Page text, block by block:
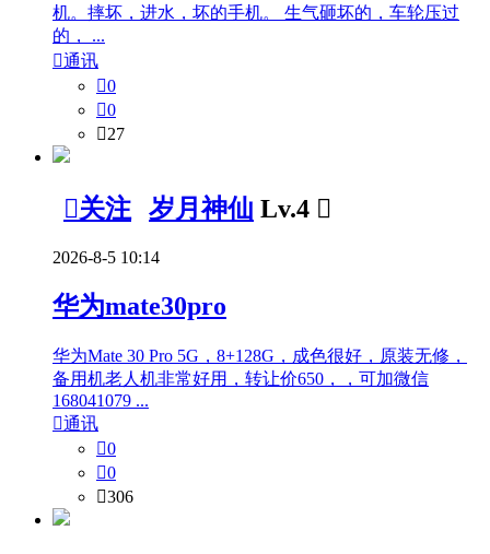
机。摔坏，进水，坏的手机。 生气砸坏的，车轮压过
的， ...
通讯
0
0
27
关注 岁月神仙 Lv.4 
2026-8-5 10:14
华为mate30pro
华为Mate 30 Pro 5G，8+128G，成色很好，原装无修，
备用机老人机非常好用，转让价650，，可加微信
168041079 ...
通讯
0
0
306